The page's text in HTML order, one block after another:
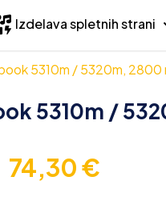
Izdelava spletnih strani
5310m / 5320m, 2800
5310m /
74,30€